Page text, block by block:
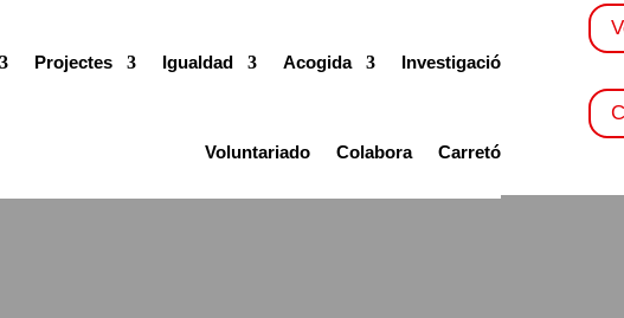
Projectes Igualdad Acogida Investigació
Voluntariado Colabora Carretó